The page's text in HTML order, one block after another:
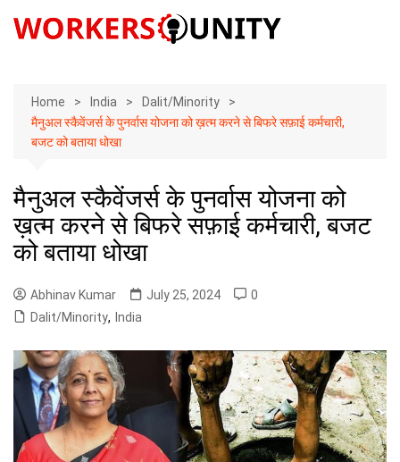
Home India
Dalit/Minority
मैनुअल स्कैवेंजर्स के पुनर्वास योजना को ख़त्म करने से बिफरे सफ़ाई कर्मचारी,
बजट को बताया धोखा
मैनुअल स्कैवेंजर्स के पुनर्वास योजना को
ख़त्म करने से बिफरे सफ़ाई कर्मचारी, बजट
को बताया धोखा
Abhinav Kumar July 25, 2024
0
Dalit/Minority, India